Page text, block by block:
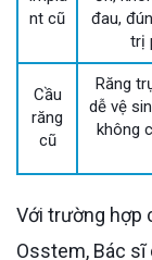
nt cũ
đau,
trị
Cầu
răng
cũ
Răng
dễ vệ
không
Với trường hợp chú muốn thêm một răng bằng
Osstem, Bác